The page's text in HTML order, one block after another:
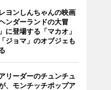
ヨンしんちゃんの映画
ヘンダーランドの大冒
に登場する「マカオ」
ジョマ」のオブジェも
リーダーのチュンチュ
、モンチッチポップア